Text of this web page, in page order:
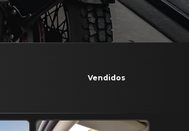
Vendidos